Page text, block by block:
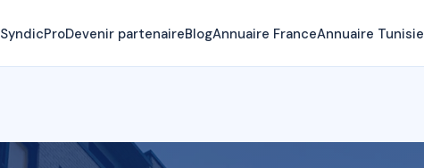
SyndicProDevenir partenaireBlogAnnuaire FranceAnnuaire Tunisie